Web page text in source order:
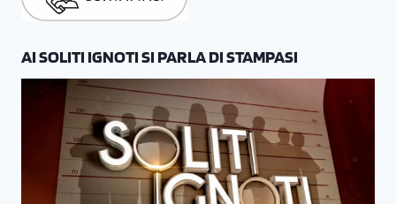
AI SOLITI IGNOTI SI PARLA DI STAMPASI